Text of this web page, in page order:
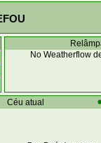
No Weatherflow
Céu atual